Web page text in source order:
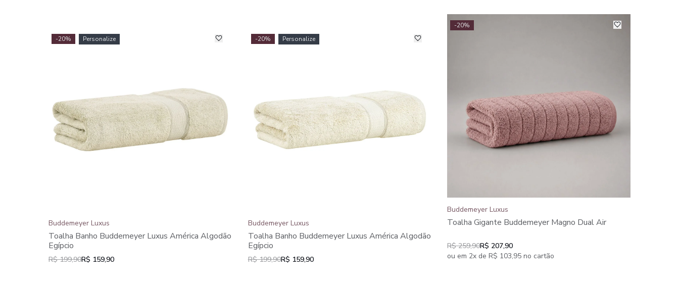
Personalize
-20%
Buddemeyer Luxus
Toalha Banho Buddemeyer Luxus América Algodão
Egípcio
R$ 199,90R$ 159,90
Personalize
-20%
Buddemeyer Luxus
Toalha Banho Buddemeyer Luxus América Algodão
Egípcio
R$ 199,90R$ 159,90
-20%
Buddemeyer Luxus
Toalha Gigante Buddemeyer Magno Dual Air
R$ 259,90R$ 207,90
ou em 2x de R$ 103,95 no cartão